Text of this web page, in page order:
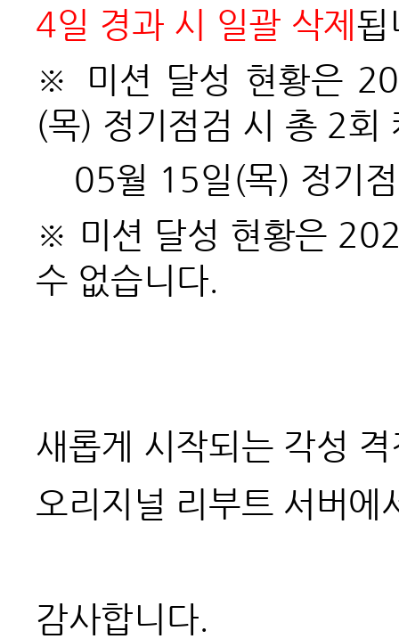
4일 경과 시 일괄 삭제 됩
※ 미션 달성 현황은
(목) 정기점검 시 총 2회
05월 15일(목) 정기
※ 미션 달성 현황은
수 없습니다.
새롭게 시작되는 각성
오리지널 리부트 서버에
감사합니다.